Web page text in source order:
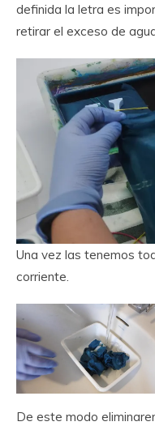
definida la letra es
retirar el exceso de
Una vez las tenemos
corriente.
De este modo